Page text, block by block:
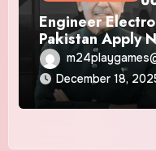
Engineer
Pakistan Apply
December 18,